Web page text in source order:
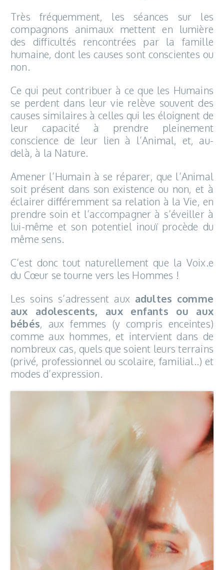
Très fréquemment, les séances sur les
compagnons animaux mettent en lumière
des difficultés rencontrées par la famille
humaine, dont les causes sont conscientes ou
non.
Ce qui peut contribuer à ce que les Humains
se perdent dans leur vie relève souvent des
causes similaires à celles qui les éloignent de
leur capacité à prendre pleinement
conscience de leur lien à l’Animal, et, au-
delà, à la Nature.
Amener l’Humain à se réparer, que l’Animal
soit présent dans son existence ou non, et à
éclairer différemment sa relation à la Vie, en
prendre soin et l’accompagner à s’éveiller à
lui-même et son potentiel inouï procède du
même sens.
C’est donc tout naturellement que la Voix.e
du Cœur se tourne vers les Hommes !
Les soins s’adressent aux adultes comme
aux adolescents, aux enfants ou aux
bébés, aux femmes (y compris enceintes)
comme aux hommes, et intervient dans de
nombreux cas, quels que soient leurs terrains
(privé, professionnel ou scolaire, familial..) et
modes d’expression.